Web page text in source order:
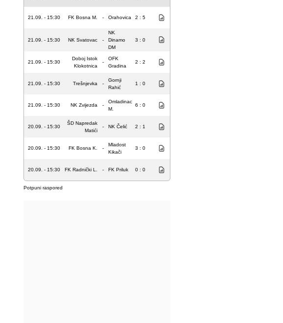
21.09. - 15:30 FK Bosna M. - Orahovica 2 : 5
21.09. - 15:30 NK Svatovac -
NK
Dinamo
DM
3 : 0
21.09. - 15:30
Doboj Istok
Klokotnica
-
OFK
Gradina
2 : 2
21.09. - 15:30 Trešnjevka -
Gornji
Rahić
1 : 0
21.09. - 15:30 NK Zvijezda -
Omladinac
M.
6 : 0
20.09. - 15:30
ŠD Napredak
Matići
- NK Čelić 2 : 1
20.09. - 15:30 FK Bosna K. -
Mladost
Kikači
3 : 0
20.09. - 15:30 FK Radnički L. - FK Priluk 0 : 0
Potpuni raspored